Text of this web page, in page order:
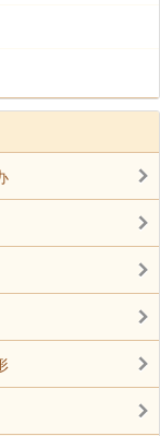
删除！以上内容，并